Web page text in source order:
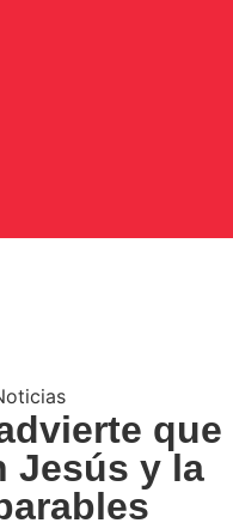
que
Jesús y la